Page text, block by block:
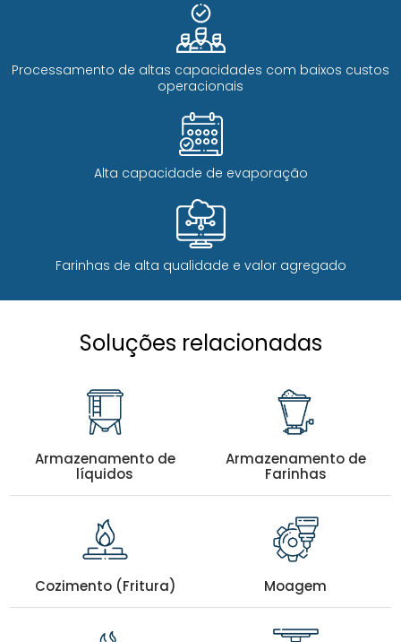
Processamento de altas capacidades com baixos custos
operacionais
Alta capacidade de evaporação
Farinhas de alta qualidade e valor agregado
Soluções relacionadas
Armazenamento de
líquidos
Armazenamento de
Farinhas
Cozimento (Fritura) Moagem